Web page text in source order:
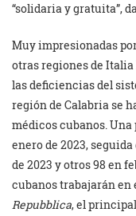
“solidaria y gratuita”,
Muy impresionadas
otras regiones de
las deficiencias del
región de Calabria se
médicos cubanos. Una
enero de 2023,
de 2023 y otros 98 en
cubanos trabajarán en
Repubblica, el